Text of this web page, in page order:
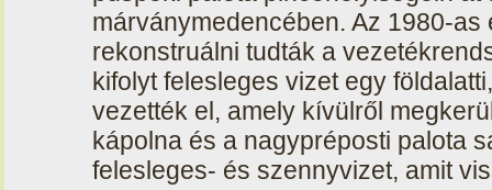
márványmedencében. Az 1980-
rekonstruálni tudták a
kifolyt felesleges vizet egy
vezették el, amely kívülről
kápolna és a nagypréposti palota
felesleges- és szennyvizet, amit